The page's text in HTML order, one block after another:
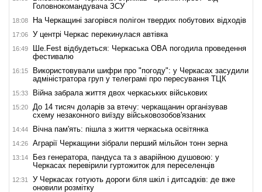
Головнокомандувача ЗСУ
18:08 На Черкащині загорівся полігон твердих побутових відходів
17:06 У центрі Черкас перекинулася автівка
16:49
Ше.Fest відбудеться: Черкаська ОВА погодила проведення
фестивалю
16:15
Використовували шифри про "погоду": у Черкасах засудили
адміністратора груп у телеграмі про пересування ТЦК
15:33 Війна забрала життя двох черкаських військових
15:20
До 14 тисяч доларів за втечу: черкащанин організував
схему незаконного виїзду військовозобов'язаних
14:44 Вічна пам'ять: пішла з життя черкаська освітянка
14:26 Аграрії Черкащини зібрали перший мільйон тонн зерна
13:14
Без генератора, пандуса та з аварійною душовою: у
Черкасах перевірили гуртожиток для переселенців
12:31
У Черкасах готують дороги біля шкіл і дитсадків: де вже
оновили розмітку